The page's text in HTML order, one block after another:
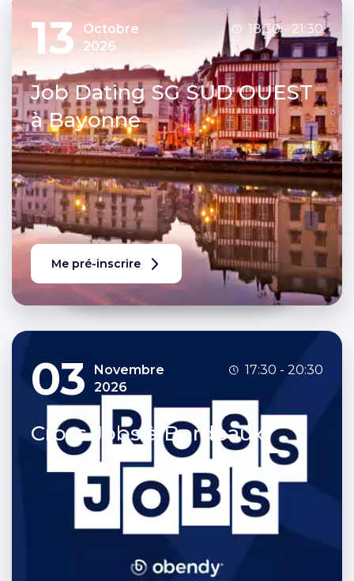
13 Octobre
2026
18:30 - 21:30
Job Dating SG SUD OUEST
à Bayonne
Me pré-inscrire
03
Novembre
2026
17:30 - 20:30
Cross Jobs à Bordeaux